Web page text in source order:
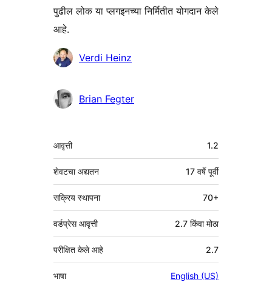
पुढील लोक या प्लगइनच्या निर्मितीत योगदान केले
आहे.
योगदानकर्तेVerdi Heinz
Brian Fegter
मेटा
आवृत्ती 1.2
शेवटचा अद्यतन 17 वर्षेपूर्वी
सक्रिय स्थापना 70+
वर्डप्रेस आवृत्ती 2.7 किंवा मोठा
परीक्षित केले आहे 2.7
भाषा English (US)